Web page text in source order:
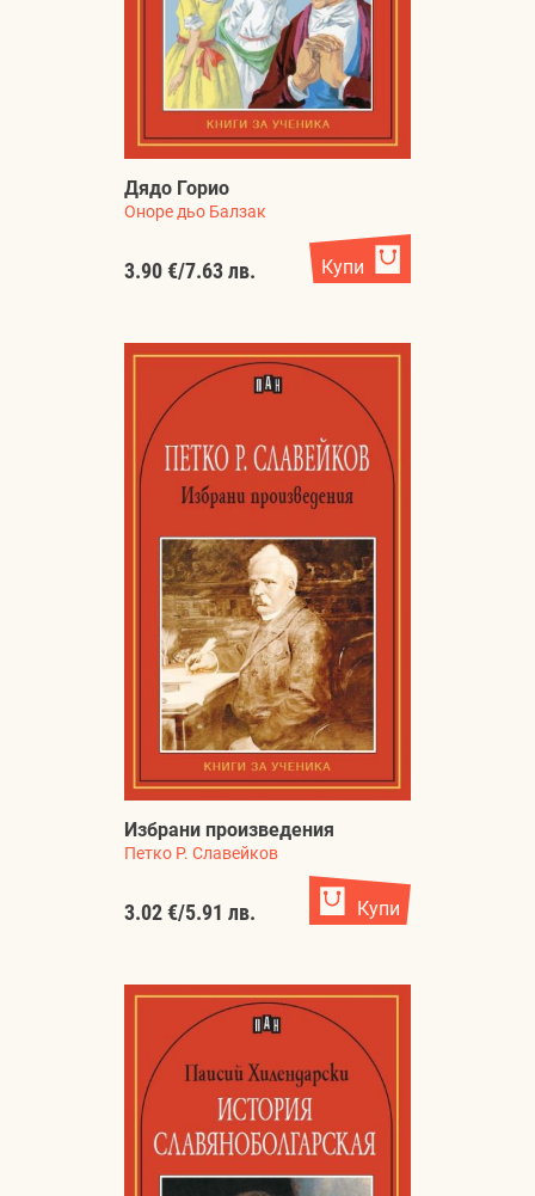
Дядо Горио
Оноре дьо Балзак
3.90 €/7.63 лв. Купи
Избрани произведения
Петко Р. Славейков
3.02 €/5.91 лв. Купи